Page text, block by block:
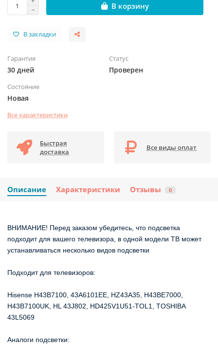
В корзину
В закладки
Гарантия
30 дней
Статус
Проверен
Состояние
Новая
Все характеристики
Быстрая
доставка
Все виды оплат
Описание Характеристики Отзывы 0
ВНИМАНИЕ! Перед заказом убедитесь, что подсветка
подходит для вашего телевизора, в одной модели ТВ может
устанавливаться несколько видов подсветки
Подходит для телевизоров:
Hisense H43B7100, 43A6101EE, HZ43A35, H43BE7000,
H43B7100UK, HL 43J802, HD425V1U51-TOL1, TOSHIBA
43L5069
Аналоги подсветки: